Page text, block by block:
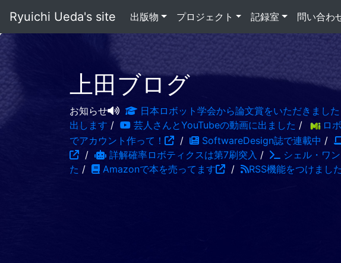
Ryuichi Ueda's site 出版物 プロジェクト 記録室 問い合わ
上田ブログ
お知らせ 日本ロボット学会から論文賞をいただきました
出します / 芸人さんとYouTubeの動画に出ました /
ロ
でアカウント作って！
/ SoftwareDesign誌で連載中 /
/
詳解確率ロボティクスは第7刷突入 /
シェル・ワ
た / Amazonで本を売ってます / RSS機能をつけました